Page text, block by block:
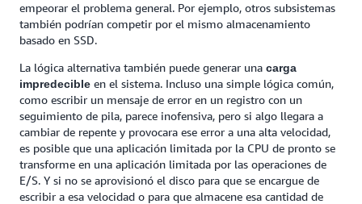
empeorar el problema general. Por ejemplo, otros subsistemas
también podrían competir por el mismo almacenamiento
basado en SSD.
La lógica alternativa también puede generar una carga
impredecible en el sistema. Incluso una simple lógica común,
como escribir un mensaje de error en un registro con un
seguimiento de pila, parece inofensiva, pero si algo llegara a
cambiar de repente y provocara ese error a una alta velocidad,
es posible que una aplicación limitada por la CPU de pronto se
transforme en una aplicación limitada por las operaciones de
E/S. Y si no se aprovisionó el disco para que se encargue de
escribir a esa velocidad o para que almacene esa cantidad de